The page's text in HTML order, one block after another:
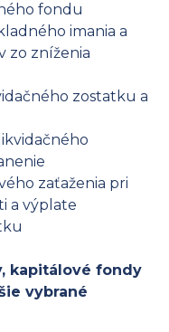
fondu
imania a
zo zníženia
zostatku a
zaťaženia pri
a výplate
kapitálové fondy
vybrané